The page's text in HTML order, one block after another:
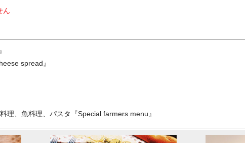
ん
spread』
理、魚料理、パスタ『Special farmers menu』